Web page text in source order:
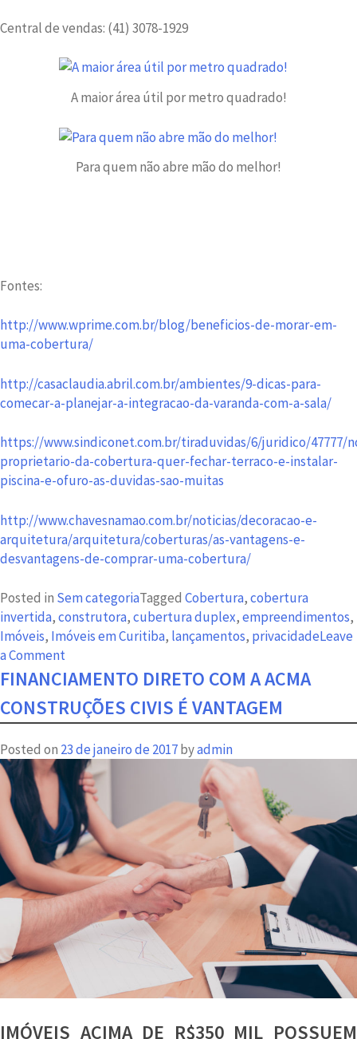
Central de vendas: (41) 3078-1929
A maior área útil por metro quadrado!
Para quem não abre mão do melhor!
Fontes:
http://www.wprime.com.br/blog/beneficios-de-morar-em-
uma-cobertura/
http://casaclaudia.abril.com.br/ambientes/9-dicas-para-
comecar-a-planejar-a-integracao-da-varanda-com-a-sala/
https://www.sindiconet.com.br/tiraduvidas/6/juridico/47777/
proprietario-da-cobertura-quer-fechar-terraco-e-instalar-
piscina-e-ofuro-as-duvidas-sao-muitas
http://www.chavesnamao.com.br/noticias/decoracao-e-
arquitetura/arquitetura/coberturas/as-vantagens-e-
desvantagens-de-comprar-uma-cobertura/
Posted in Sem categoriaTagged Cobertura,cobertura
invertida,construtora,cubertura duplex,empreendimentos,
Imóveis, Imóveis em Curitiba, lançamentos, privacidadeLeave
a Comment
Cobertura
proporciona
privacidade
FINANCIAMENTO DIRETO COM A ACMA
CONSTRUÇÕES CIVIS É VANTAGEM
Posted on 23 de janeiro de 2017byadmin
IMÓVEIS ACIMA DE R$350 MIL POSSUEM